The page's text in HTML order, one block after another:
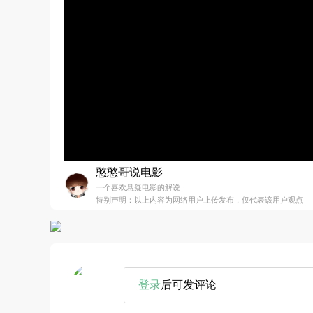
憨憨哥说电影
一个喜欢悬疑电影的解说
特别声明：以上内容为网络用户上传发布，仅代表该用户观点
登录后可发评论